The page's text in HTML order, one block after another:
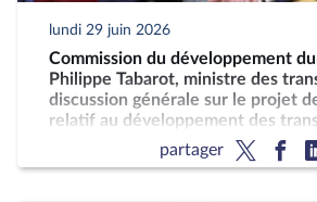
lundi 29 juin 2026
Commission du développement
Philippe Tabarot, ministre des
discussion générale sur le projet
relatif au développement des
partager